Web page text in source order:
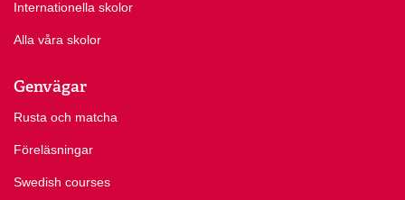
Internationella skolor
Alla våra skolor
Genvägar
Rusta och matcha
Föreläsningar
Swedish courses